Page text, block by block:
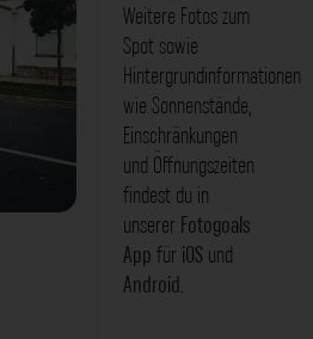
Weitere Fotos zum
Spot sowie
Hintergrundinformationen
wie Sonnenstände,
Einschränkungen
und Öffnungszeiten
findest du in
unserer Fotogoals
App für iOS und
Android.